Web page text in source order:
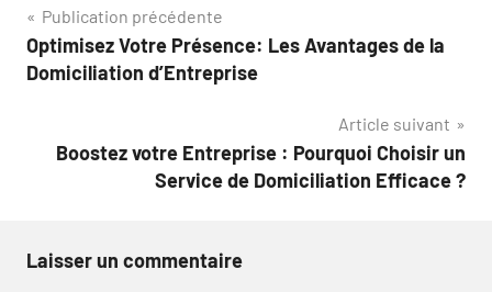
Navigation
de
Publication précédente
Optimisez Votre Présence: Les Avantages de la
Domiciliation d’Entreprise
Article suivant
Boostez votre Entreprise : Pourquoi Choisir un
Service de Domiciliation Efficace ?
Laisser un commentaire